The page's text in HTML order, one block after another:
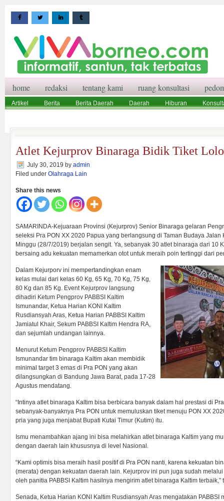
home redaksi tentang kami ruang konsultasi
Artikel Berita Berita Daerah Daerah Hiburan
Atlet Kejurprov Binaraga Bidik Tiket
July 30, 2019 by admin
Filed under Olahraga Lain
Share this news
SAMARINDA-Kejuaraan Provinsi (Kejurprov) Senior Binaraga gelaran
seleksi Pra PON XX 2020 Papua yang berlangsung di Taman Budaya Jalan
Minggu (28/7/2019) berjalan sengit. Ya, sebanyak 30 atlet binaraga dari 10
bersaing adu kekuatan memamerkan otot untuk meraih poin tertinggi dari
Dalam Kejurporv ini mempertandingkan enam
kelas mulai dari kelas 60 Kg, 65 Kg, 70 Kg, 75 Kg,
80 Kg dan 85 Kg. Event Kejurprov langsung
dihadiri Ketum Pengprov PABBSI Kaltim
Ismunandar, Ketua Harian KONI Kaltim
Rusdiansyah Aras, Ketua Harian PABBSI Kaltim
Jamiatul Khair, Sekum PABBSI Kaltim Hendra RA,
dan sejumlah undangan lainnya.
Menurut Ketum Pengprov PABBSI Kaltim
Ismunandar tim binaraga Kaltim akan membidik
minimal target 3 emas di Pra PON yang akan
dilangsungkan di Bandung Jawa Barat, pada 17-28
Agustus mendatang.
“Intinya atlet binaraga Kaltim bisa berbicara banyak dalam hal prestasi di
sebanyak-banyaknya Pra PON untuk memuluskan tiket menuju PON XX
pria yang juga menjabat Bupati Kutai Timur (Kutim) itu.
Ismu menambahkan ajang ini bisa melahirkan atlet binaraga Kaltim yang
dengan daerah lain khususnya di level Nasional.
“Kami optimis bisa meraih hasil positif di Pra PON nanti, karena kekuatan
(merata) dengan kekuatan daerah lain. Kejurprov ini pun juga sudah
oleh panitia PABBSI Kaltim hasilnya mengirim atlet binaraga Kaltim terbaik,”
Senada, Ketua Harian KONI Kaltim Rusdiansyah Aras mengatakan PABBSI